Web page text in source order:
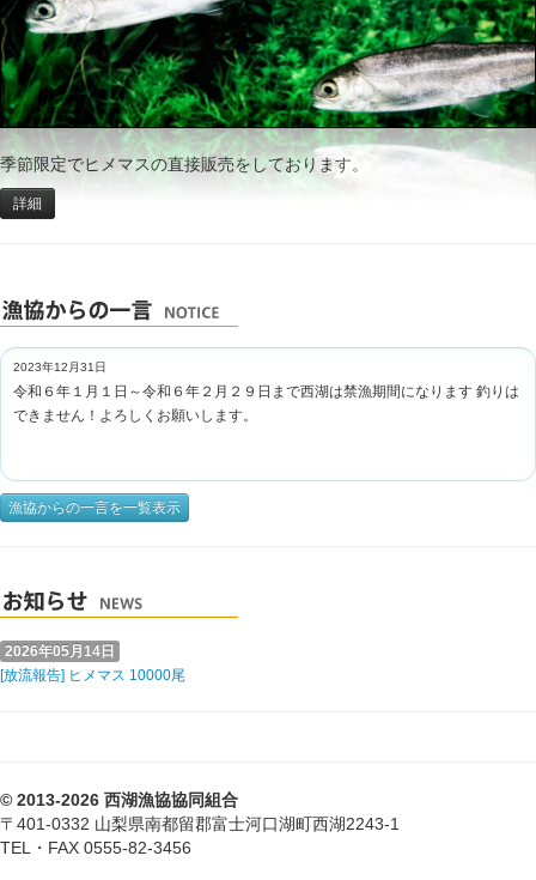
季節限定でヒメマスの直接販売をしております。
詳細
2023年12月31日
令和６年１月１日～令和６年２月２９日まで西湖は禁漁期間になります 釣りは
できません！よろしくお願いします。
漁協からの一言を一覧表示
2026年05月14日
[放流報告] ヒメマス 10000尾
© 2013-2026 西湖漁協協同組合
〒401-0332 山梨県南都留郡富士河口湖町西湖2243-1
TEL・FAX 0555-82-3456